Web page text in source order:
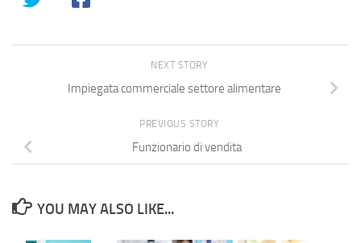
NEXT STORY
Impiegata commerciale settore alimentare
PREVIOUS STORY
Funzionario di vendita
YOU MAY ALSO LIKE...